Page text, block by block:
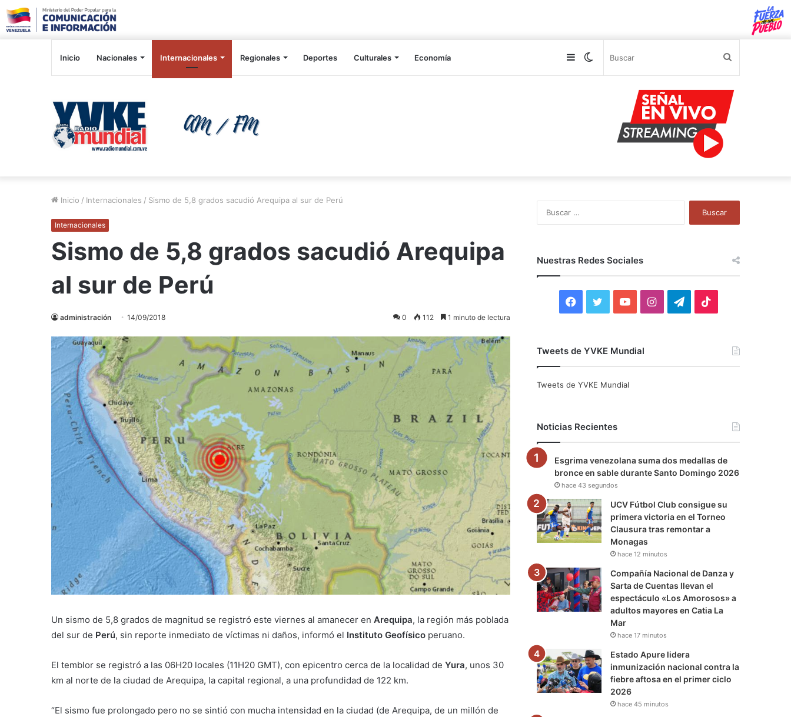
Inicio Nacionales Internacionales Regionales Deportes Culturales Economía Switch
Sidebar
Inicio / Internacionales / Sismo de 5,8 grados sacudió Arequipa al sur de Perú
Internacionales
Sismo de 5,8 grados sacudió Arequipa
al sur de Perú
administración 14/09/2018 0 112 1 minuto de lectura
Un sismo de 5,8 grados de magnitud se registró este viernes al amanecer en Arequipa, la región más poblada
del sur de Perú, sin reporte inmediato de víctimas ni daños, informó el Instituto Geofísico peruano.
El temblor se registró a las 06H20 locales (11H20 GMT), con epicentro cerca de la localidad de Yura, unos 30
km al norte de la ciudad de Arequipa, la capital regional, a una profundidad de 122 km.
“El sismo fue prolongado pero no se sintió con mucha intensidad en la ciudad (de Arequipa, de un millón de
Nuestras Redes Sociales
F
c
o
k
i
r
Y
u
e
I
r
a
T
a
m
Tweets de YVKE Mundial
Tweets de YVKE Mundial
Noticias Recientes
Esgrima venezolana suma dos medallas de
bronce en sable durante Santo Domingo 2026
hace 43 segundos
UCV Fútbol Club consigue su
primera victoria en el Torneo
Clausura tras remontar a
Monagas
hace 12 minutos
Compañía Nacional de Danza y
Sarta de Cuentas llevan el
espectáculo «Los Amorosos» a
adultos mayores en Catia La
Mar
hace 17 minutos
Estado Apure lidera
inmunización nacional contra la
fiebre aftosa en el primer ciclo
2026
hace 45 minutos